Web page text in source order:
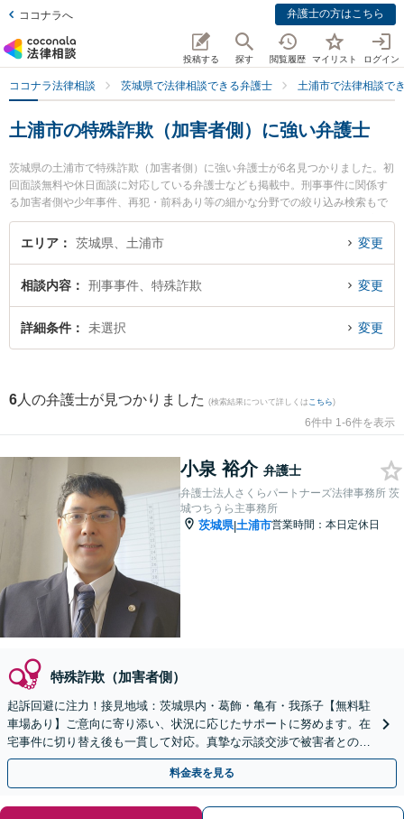
ココナラへ 弁護士の方はこちら
投稿する 探す 閲覧履歴 マイリスト ログイン
ココナラ法律相談 茨城県で法律相談できる弁護士 土浦市で法律相談で
土浦市の特殊詐欺（加害者側）に強い弁護士
茨城県の土浦市で特殊詐欺（加害者側）に強い弁護士が6名見つかりました。初
回面談無料や休日面談に対応している弁護士なども掲載中。刑事事件に関係す
る加害者側や少年事件、再犯・前科あり等の細かな分野での絞り込み検索もで
き便利です。特に弁護士法人さくらパートナーズ法律事務所 茨城つちうら主事
務所の小泉 裕介弁護士や弁護士法人さくらパートナーズ法律事務所 茨城つちう
間に発生した特殊詐欺（加害者側）のトラブルを今すぐに弁護士に相談した
い』『特殊詐欺（加害者側）のトラブル解決の実績豊富な近くの弁護士を検索
したい』『初回相談無料で特殊詐欺（加害者側）を法律相談できる土浦市内の
エリア 茨城県、土浦市 変更
相談内容 刑事事件、特殊詐欺 変更
詳細条件 未選択 変更
6 人の弁護士が見つかりました (検索結果について詳しくは こちら)
6件中 1-6件を表示
小泉 裕介 弁護士
弁護士法人さくらパートナーズ法律事務所 茨
城つちうら主事務所
茨城県|土浦市営業時間：本日定休日
特殊詐欺（加害者側）
起訴回避に注力！接見地域：茨城県内・葛飾・亀有・我孫子【無料駐
車場あり】ご意向に寄り添い、状況に応じたサポートに努めます。在
宅事件に切り替え後も一貫して対応。真摯な示談交渉で被害者との和
解を目指します【夜間休日対応】【土浦駅よりバス10分】
料金表を見る